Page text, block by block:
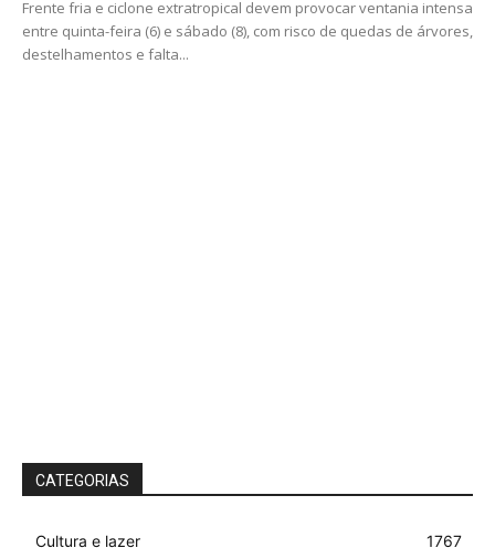
Frente fria e ciclone extratropical devem provocar ventania intensa
entre quinta-feira (6) e sábado (8), com risco de quedas de árvores,
destelhamentos e falta...
CATEGORIAS
Cultura e lazer
1767